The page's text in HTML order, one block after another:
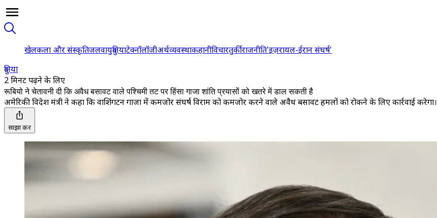
खेलकला और संस्कृतिजलवायुदुनियाटेक्नॉलॉजीअर्थव्यवस्थाकहानीविचारतुर्कीराजनीति'इज़रायल-ईरान संघर्ष'
दुनिया
2 मिनट पढ़ने के लिए
रूबियो ने चेतावनी दी कि अवैध बसावट वाले पश्चिमी तट पर हिंसा गाजा शांति प्रयासों को खतरे में डाल सकती है
अमेरिकी विदेश मंत्री ने कहा कि वाशिंगटन गाजा में कमजोर संघर्ष विराम को कमजोर करने वाले अवैध बसावट हमलों को रोकने के लिए कार्रवाई करेगा।
साझा करें